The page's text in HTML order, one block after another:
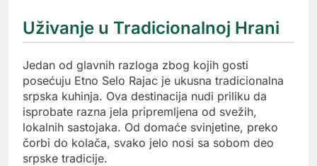
Uživanje u Tradicionalnoj Hrani
Jedan od glavnih razloga zbog kojih gosti
posećuju Etno Selo Rajac je ukusna tradicionalna
srpska kuhinja. Ova destinacija nudi priliku da
isprobate razna jela pripremljena od svežih,
lokalnih sastojaka. Od domaće svinjetine, preko
čorbi do kolača, svako jelo nosi sa sobom deo
srpske tradicije.